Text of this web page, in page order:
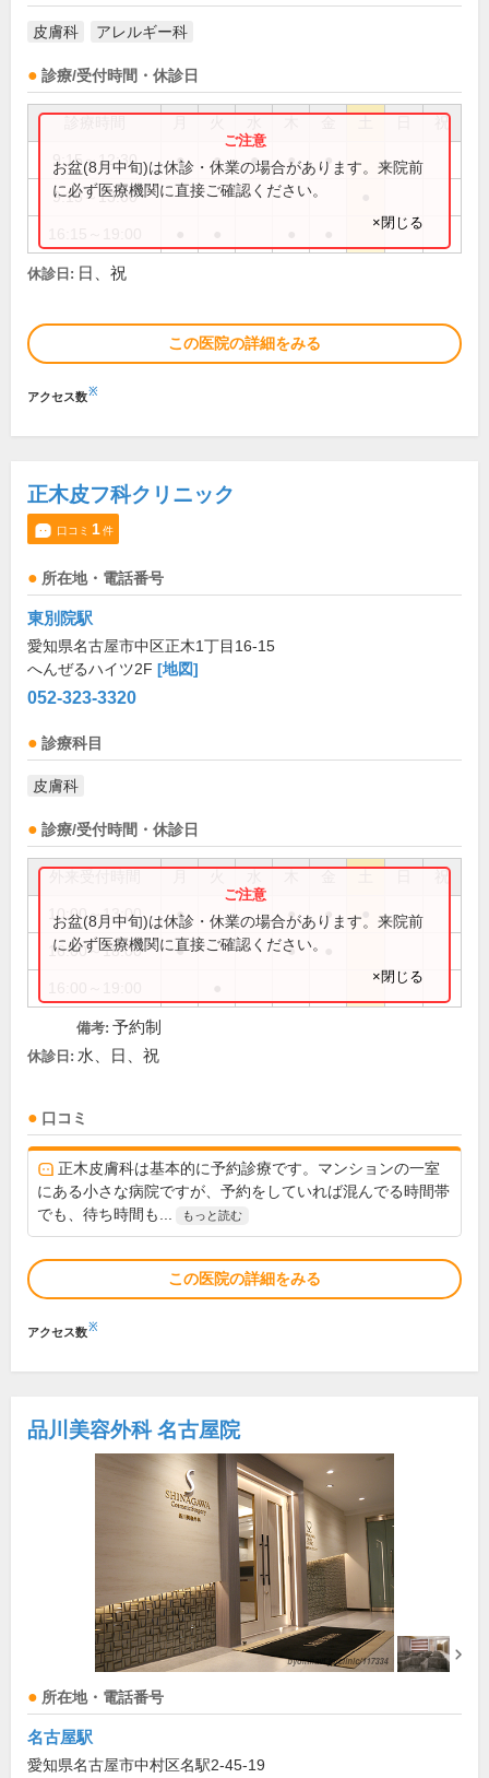
皮膚科 アレルギー科
診療/受付時間・休診日
祝
9:15～12:30 ● ● ● ● ●
9:15～13:00
お盆(8月中旬)は休診・休業の場合があります。来院前
に必ず医療機関に直接ご確認ください。
×閉じる
休診日: 日、祝
この医院の詳細をみる
アクセス数※
正木皮フ科クリニック
口コミ 1件
所在地・電話番号
東別院駅
愛知県名古屋市中区正木1丁目16-15
へんぜるハイツ2F [地図]
052-323-3320
診療科目
皮膚科
診療/受付時間・休診日
祝
10:00～13:00 ● ● ●
16:00～18:00 ● ●
お盆(8月中旬)は休診・休業の場合があります。来院前
に必ず医療機関に直接ご確認ください。
×閉じる
備考: 予約制
休診日: 水、日、祝
口コミ
正木皮膚科は基本的に予約診療です。マンションの一室
にある小さな病院ですが、予約をしていれば混んでる時間帯
でも、待ち時間も...
もっと読む
この医院の詳細をみる
アクセス数※
品川美容外科 名古屋院
所在地・電話番号
名古屋駅
愛知県名古屋市中村区名駅2-45-19